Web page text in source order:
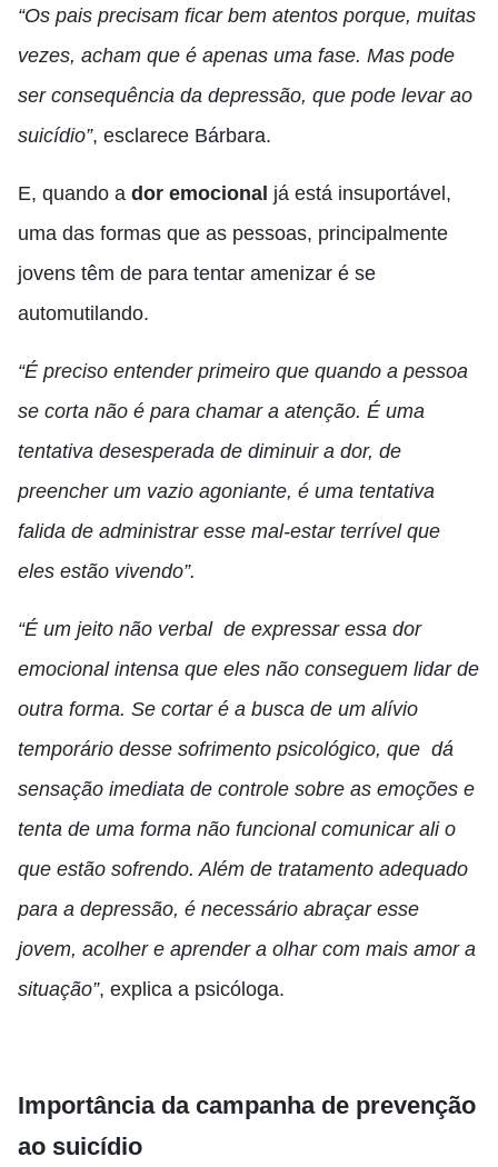
“Os pais precisam ficar bem atentos porque, muitas
vezes, acham que é apenas uma fase. Mas pode
ser consequência da depressão, que pode levar ao
suicídio”, esclarece Bárbara.
E, quando a dor emocional já está insuportável,
uma das formas que as pessoas, principalmente
jovens têm de para tentar amenizar é se
automutilando.
“É preciso entender primeiro que quando a pessoa
se corta não é para chamar a atenção. É uma
tentativa desesperada de diminuir a dor, de
preencher um vazio agoniante, é uma tentativa
falida de administrar esse mal-estar terrível que
eles estão vivendo”.
“É um jeito não verbal de expressar essa dor
emocional intensa que eles não conseguem lidar de
outra forma. Se cortar é a busca de um alívio
temporário desse sofrimento psicológico, que dá
sensação imediata de controle sobre as emoções e
tenta de uma forma não funcional comunicar ali o
que estão sofrendo. Além de tratamento adequado
para a depressão, é necessário abraçar esse
jovem, acolher e aprender a olhar com mais amor a
situação”, explica a psicóloga.
Importância da campanha de prevenção
ao suicídio